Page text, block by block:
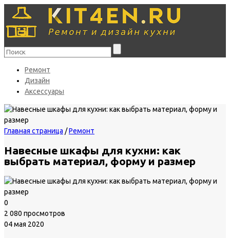
Ремонт
Дизайн
Аксессуары
Главная страница /Ремонт
Навесные шкафы для кухни: как
выбрать материал, форму и размер
0
2 080 просмотров
04 мая 2020